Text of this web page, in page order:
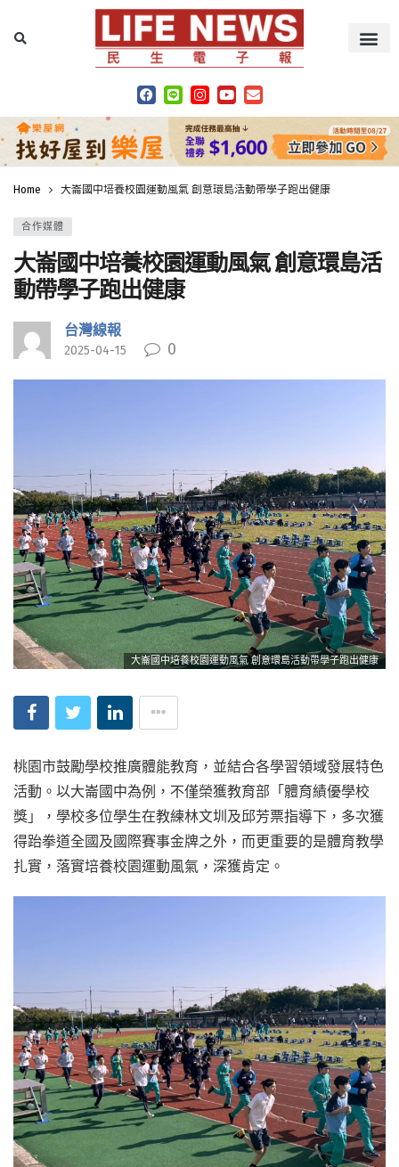
Home 大崙國中培養校園運動風氣 創意環島活動帶學子跑出健康
合作媒體
大崙國中培養校園運動風氣 創意環島活
動帶學子跑出健康
台灣線報
2025-04-15 0
大崙國中培養校園運動風氣 創意環島活動帶學子跑出健康
桃園市鼓勵學校推廣體能教育，並結合各學習領域發展特色
活動。以大崙國中為例，不僅榮獲教育部「體育績優學校
獎」，學校多位學生在教練林文圳及邱芳票指導下，多次獲
得跆拳道全國及國際賽事金牌之外，而更重要的是體育教學
扎實，落實培養校園運動風氣，深獲肯定。